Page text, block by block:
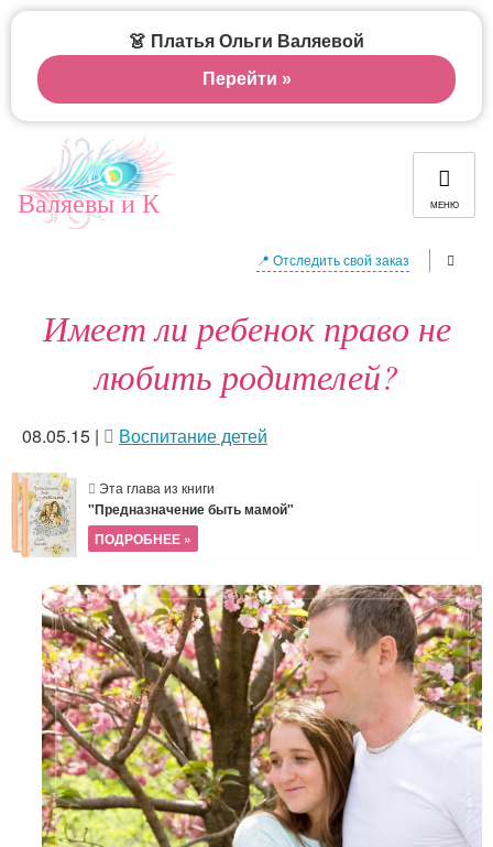
Валяевы и К МЕНЮ
📍 Отследить свой заказ
Имеет ли ребенок право не
любить родителей?
08.05.15 | Воспитание детей
Эта глава из книги
"Предназначение быть мамой"
ПОДРОБНЕЕ »
👗 Платья Ольги Валяевой
Перейти »